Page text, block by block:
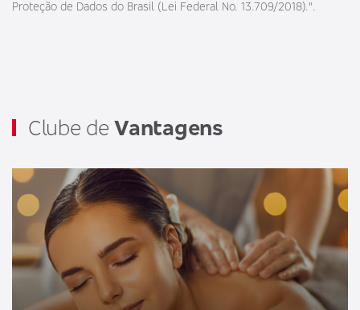
Proteção de Dados do Brasil (Lei Federal No. 13.709/2018).".
Clube deVantagens